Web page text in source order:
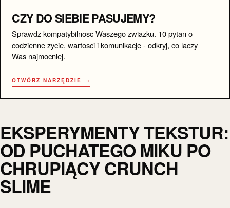
CZY DO SIEBIE PASUJEMY?
Sprawdz kompatybilnosc Waszego zwiazku. 10 pytan o
codzienne zycie, wartosci i komunikacje - odkryj, co laczy
Was najmocniej.
OTWÓRZ NARZĘDZIE →
EKSPERYMENTY TEKSTUR:
OD PUCHATEGO MIKU PO
CHRUPIĄCY CRUNCH
SLIME